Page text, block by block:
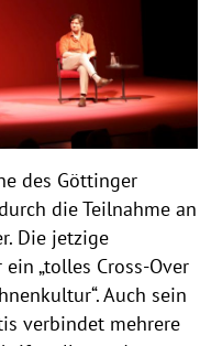
des Göttinger
die Teilnahme an
Die jetzige
„tolles Cross-Over
Auch sein
verbindet mehrere